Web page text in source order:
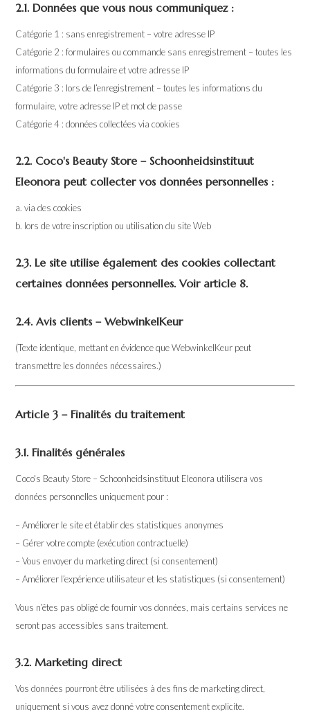
2.1. Données que vous nous communiquez :
Catégorie 1 : sans enregistrement – votre adresse IP
Catégorie 2 : formulaires ou commande sans enregistrement – toutes les
informations du formulaire et votre adresse IP
Catégorie 3 : lors de l’enregistrement – toutes les informations du
formulaire, votre adresse IP et mot de passe
Catégorie 4 : données collectées via cookies
2.2. Coco's Beauty Store – Schoonheidsinstituut
Eleonora peut collecter vos données personnelles :
a. via des cookies
b. lors de votre inscription ou utilisation du site Web
2.3. Le site utilise également des cookies collectant
certaines données personnelles. Voir article 8.
2.4. Avis clients – WebwinkelKeur
(Texte identique, mettant en évidence que WebwinkelKeur peut
transmettre les données nécessaires.)
Article 3 – Finalités du traitement
3.1. Finalités générales
Coco's Beauty Store – Schoonheidsinstituut Eleonora utilisera vos
données personnelles uniquement pour :
– Améliorer le site et établir des statistiques anonymes
– Gérer votre compte (exécution contractuelle)
– Vous envoyer du marketing direct (si consentement)
– Améliorer l’expérience utilisateur et les statistiques (si consentement)
Vous n’êtes pas obligé de fournir vos données, mais certains services ne
seront pas accessibles sans traitement.
3.2. Marketing direct
Vos données pourront être utilisées à des fins de marketing direct,
uniquement si vous avez donné votre consentement explicite.